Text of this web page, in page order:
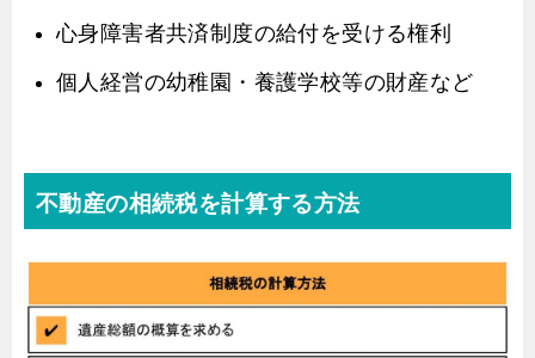
心身障害者共済制度の給付を受ける権利
個人経営の幼稚園・養護学校等の財産など
不動産の相続税を計算する方法